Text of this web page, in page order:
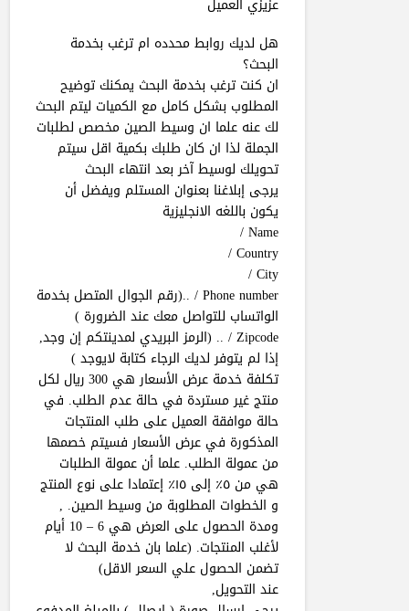
عزيزي العميل
هل لديك روابط محدده ام ترغب بخدمة
البحث؟
ان كنت ترغب بخدمة البحث يمكنك توضيح
المطلوب بشكل كامل مع الكميات ليتم البحث
لك عنه علما ان وسيط الصين مخصص لطلبات
الجملة لذا ان كان طلبك بكمية اقل سيتم
تحويلك لوسيط آخر بعد انتهاء البحث
يرجى إبلاغنا بعنوان المستلم ويفضل أن
يكون باللغه الانجليزية
Name /
Country /
City /
Phone number / ..(رقم الجوال المتصل بخدمة
الواتساب للتواصل معك عند الضرورة )
Zipcode / .. (الرمز البريدي لمدينتكم إن وجد,
إذا لم يتوفر لديك الرجاء كتابة لايوجد )
تكلفة خدمة عرض الأسعار هي 300 ريال لكل
منتج غير مستردة في حالة عدم الطلب. في
حالة موافقة العميل على طلب المنتجات
المذكورة في عرض الأسعار فسيتم خصمها
من عمولة الطلب. علما أن عمولة الطلبات
هي من ٥٪ إلى ١٥٪ إعتمادا على نوع المنتج
و الخطوات المطلوبة من وسيط الصين. ,
ومدة الحصول على العرض هي 6 – 10 أيام
لأغلب المنتجات. (علما بان خدمة البحث لا
تضمن الحصول علي السعر الاقل)
عند التحويل,